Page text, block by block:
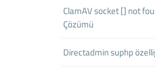
ClamAV socket [] not
Çözümü
Directadmin suphp